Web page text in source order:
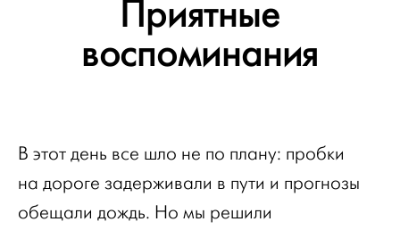
Приятные
воспоминания
В этот день все шло не по плану: пробки
на дороге задерживали в пути и прогнозы
обещали дождь. Но мы решили